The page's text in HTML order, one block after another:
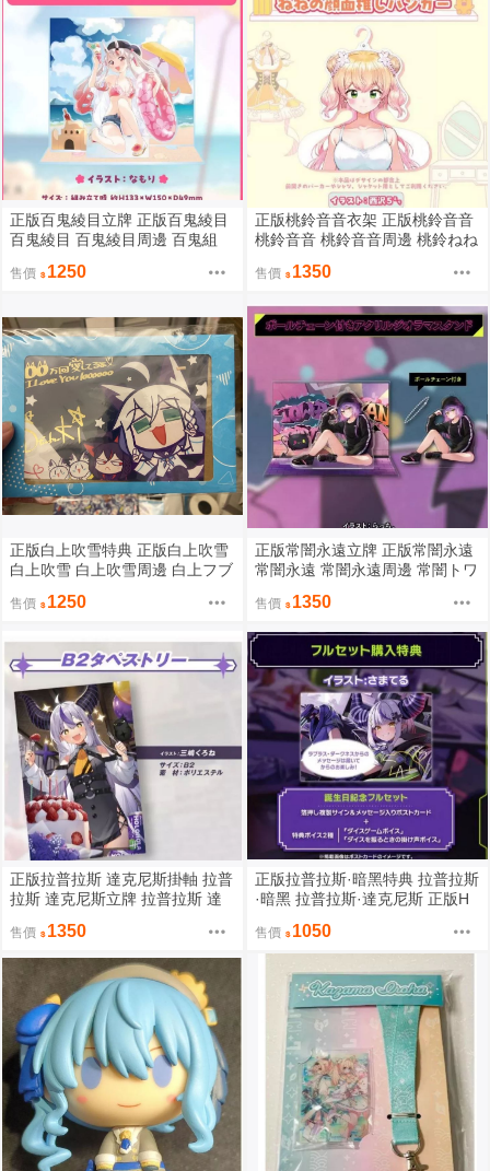
正版百鬼綾目立牌 正版百鬼綾目
百鬼綾目 百鬼綾目周邊 百鬼組
OLIVE周邊
售價 1250
正版桃鈴音音衣架 正版桃鈴音音
桃鈴音音 桃鈴音音周邊 桃鈴ねね
售價 1350
正版白上吹雪特典 正版白上吹雪
白上吹雪 白上吹雪周邊 白上フブ
邊
售價 1250
正版常闇永遠立牌 正版常闇永遠
常闇永遠 常闇永遠周邊 常闇トワ
眷屬
售價 1350
正版拉普拉斯 達克尼斯掛軸 拉普
拉斯 達克尼斯立牌 拉普拉斯 達
VE周邊
售價 1350
正版拉普拉斯·暗黑特典 拉普拉斯
·暗黑 拉普拉斯·達克尼斯 正版H
拉斯
售價 1050